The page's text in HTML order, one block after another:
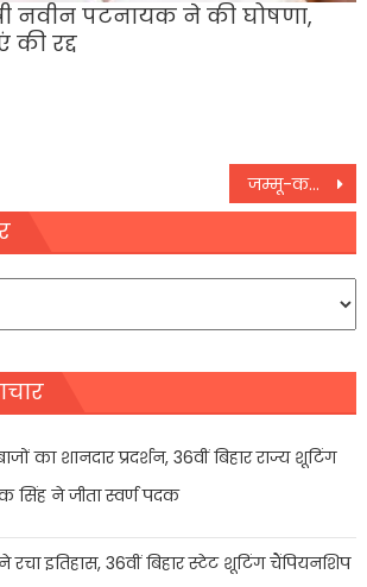
नवीन पटनायक ने की घोषणा,
की रद्द
जम्मू-कश्मीर में दोपहर 1 बजे तक 41 मतदान किश्तवाड़ में जमकर हो रही वोटिंग
का शानदार प्रदर्शन, 36वीं बिहार राज्य शूटिंग
ने जीता स्वर्ण पदक
रचा इतिहास, 36वीं बिहार स्टेट शूटिंग चैंपियनशिप